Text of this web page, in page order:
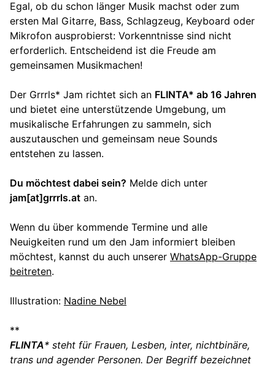
Egal, ob du schon länger Musik machst oder zum
ersten Mal Gitarre, Bass, Schlagzeug, Keyboard oder
Mikrofon ausprobierst: Vorkenntnisse sind nicht
erforderlich. Entscheidend ist die Freude am
gemeinsamen Musikmachen!
Der Grrrls* Jam richtet sich an FLINTA* ab 16 Jahren
und bietet eine unterstützende Umgebung, um
musikalische Erfahrungen zu sammeln, sich
auszutauschen und gemeinsam neue Sounds
entstehen zu lassen.
Du möchtest dabei sein? Melde dich unter
jam[at]grrrls.at an.
Wenn du über kommende Termine und alle
Neuigkeiten rund um den Jam informiert bleiben
möchtest, kannst du auch unserer WhatsApp-Gruppe
beitreten.
Illustration: Nadine Nebel
**
FLINTA* steht für Frauen, Lesben, inter, nichtbinäre,
trans und agender Personen. Der Begriff bezeichnet